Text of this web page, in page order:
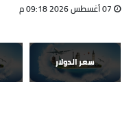
سعر الدولار